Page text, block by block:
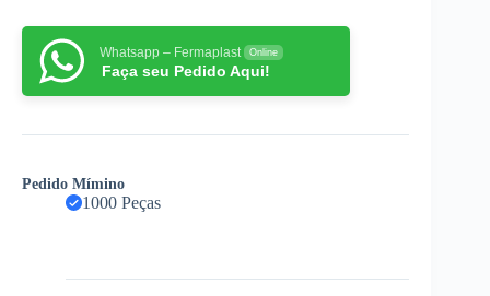
Whatsapp – Fermaplast Online
Faça seu Pedido Aqui!
Pedido Mímino
1000 Peças